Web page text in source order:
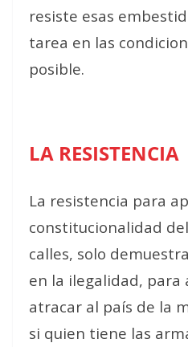
resiste esas
tarea en las
posible.
LA RESISTENCIA
La resistencia para
constitucionalidad
calles, solo
en la ilegalidad, para
atracar al país de la
si quien tiene las